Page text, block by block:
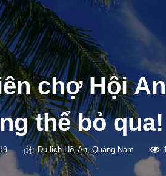
chợ Hội
thể bỏ qua!
Du lịch Hội An, Quảng Nam